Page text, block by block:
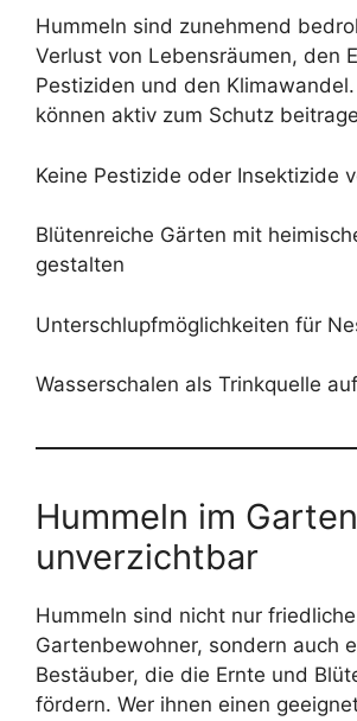
Hummeln sind zunehmend
Verlust von Lebensräumen, den
Pestiziden und den
können aktiv zum Schutz
Keine Pestizide oder Insektizide
Blütenreiche Gärten mit
gestalten
Unterschlupfmöglichkeiten für
Wasserschalen als Trinkquelle
Hummeln im
unverzichtbar
Hummeln sind nicht nur friedliche
Gartenbewohner, sondern auch
Bestäuber, die die Ernte und
fördern. Wer ihnen einen